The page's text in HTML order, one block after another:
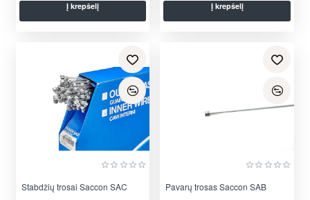
Į krepšelį Į krepšelį
Stabdžių trosai Saccon SAC Pavarų trosas Saccon SAB